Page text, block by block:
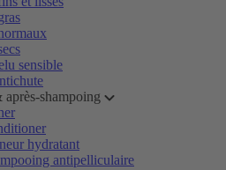
sensible
shampoing
hydratant
antipelliculaire